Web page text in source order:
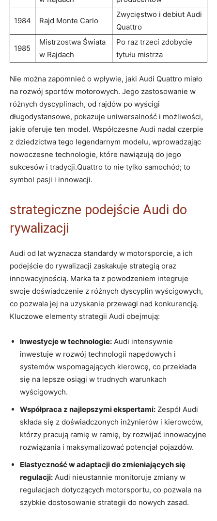
1984 Rajd Monte Carlo
Zwycięstwo i debiut Audi
Quattro
1985
Mistrzostwa Świata
w Rajdach
Po raz trzeci zdobycie
tytułu mistrza
Nie można zapomnieć o wpływie, jaki Audi Quattro miało
na rozwój sportów motorowych. Jego zastosowanie w
różnych dyscyplinach, od rajdów po wyścigi
długodystansowe, pokazuje uniwersalność i możliwości,
jakie oferuje ten model. Współczesne Audi nadal czerpie
z dziedzictwa tego legendarnym modelu, wprowadzając
nowoczesne technologie, które nawiązują do jego
sukcesów i tradycji.Quattro to nie tylko samochód; to
symbol pasji i innowacji.
strategiczne podejście Audi do
rywalizacji
Audi od lat wyznacza standardy w motorsporcie, a ich
podejście do rywalizacji zaskakuje strategią oraz
innowacyjnością. Marka ta z powodzeniem integruje
swoje doświadczenie z różnych dyscyplin wyścigowych,
co pozwala jej na uzyskanie przewagi nad konkurencją.
Kluczowe elementy strategii Audi obejmują:
Inwestycje w technologie: Audi intensywnie
inwestuje w rozwój technologii napędowych i
systemów wspomagających kierowcę, co przekłada
się na lepsze osiągi w trudnych warunkach
wyścigowych.
Współpraca z najlepszymi ekspertami: Zespół Audi
składa się z doświadczonych inżynierów i kierowców,
którzy pracują ramię w ramię, by rozwijać innowacyjne
rozwiązania i maksymalizować potencjał pojazdów.
Elastyczność w adaptacji do zmieniających się
regulacji: Audi nieustannie monitoruje zmiany w
regulacjach dotyczących motorsportu, co pozwala na
szybkie dostosowanie strategii do nowych zasad.